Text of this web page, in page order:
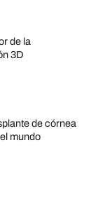
de la
3D
de córnea
mundo